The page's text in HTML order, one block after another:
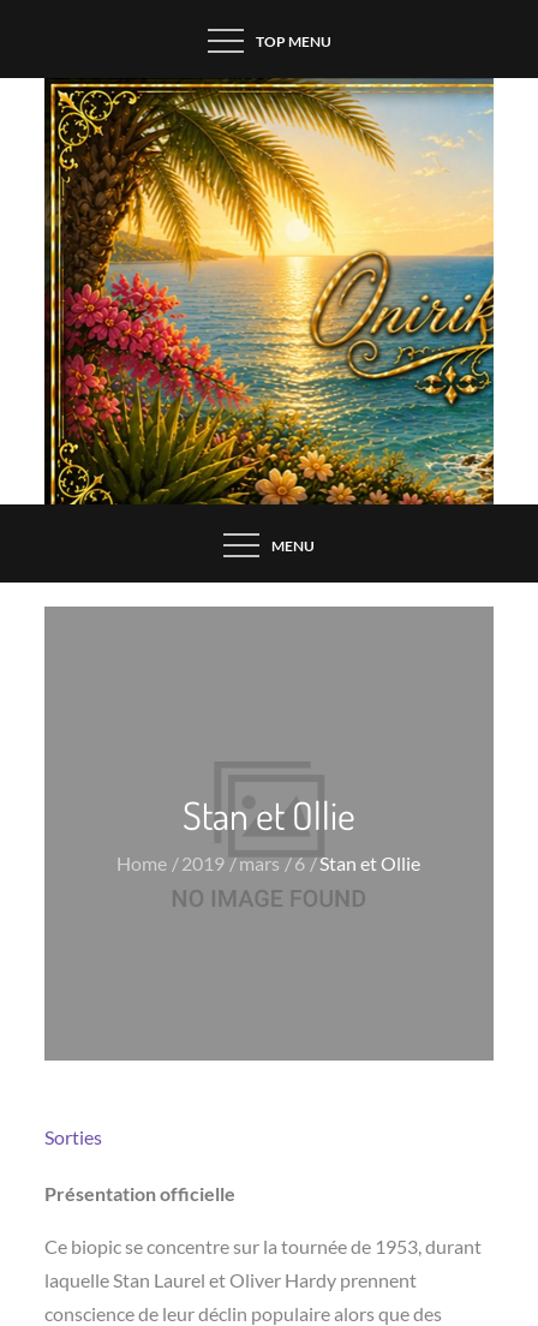
content
TOP MENU
MENU
Stan et Ollie
Home 2019 mars 6 Stan et Ollie
Sorties
Présentation officielle
Ce biopic se concentre sur la tournée de 1953, durant
laquelle Stan Laurel et Oliver Hardy prennent
conscience de leur déclin populaire alors que des